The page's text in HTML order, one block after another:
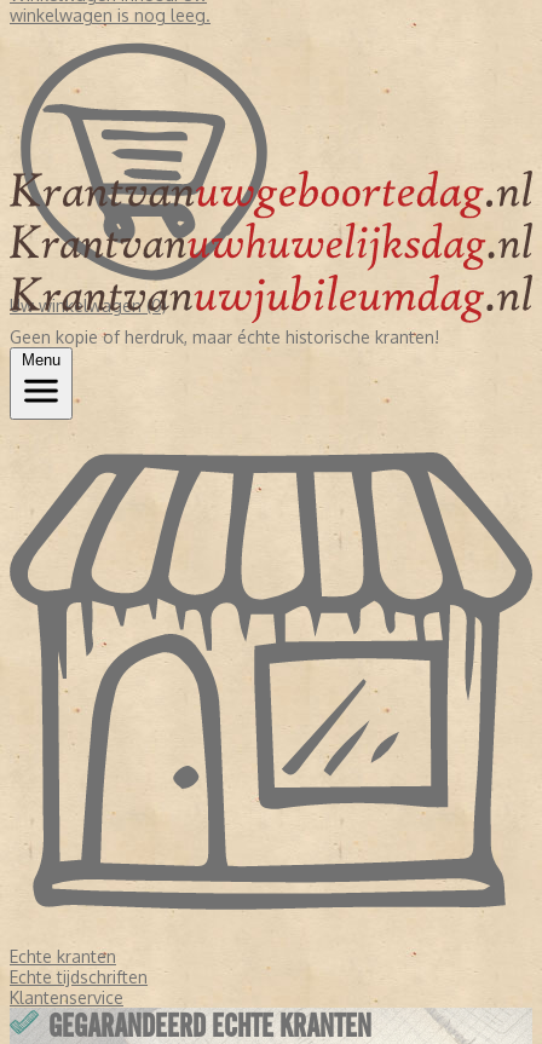
winkelwagen is nog leeg.
Uw winkelwagen (0)
Geen kopie of herdruk, maar échte historische kranten!
Menu
Echte kranten
Echte tijdschriften
Klantenservice
GEGARANDEERD ECHTE KRANTEN